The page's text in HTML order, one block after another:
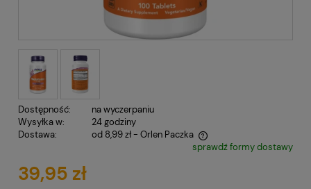
Dostępność:
na wyczerpaniu
Wysyłka w:
24 godziny
Dostawa:
od 8,99 zł - Orlen Paczka
Cena nie zawiera ewentualnych kosztów płatnościsprawdź formy dostawy
39,95 zł